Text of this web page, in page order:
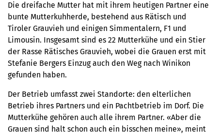
Die dreifache Mutter hat mit ihrem heutigen Partner eine
bunte Mutterkuhherde, bestehend aus Rätisch und
Tiroler Grauvieh und einigen Simmentalern, F1 und
Limousin. Insgesamt sind es 22 Mutterkühe und ein Stier
der Rasse Rätisches Grauvieh, wobei die Grauen erst mit
Stefanie Bergers Einzug auch den Weg nach Winikon
gefunden haben.
Der Betrieb umfasst zwei Standorte: den elterlichen
Betrieb ihres Partners und ein Pachtbetrieb im Dorf. Die
Mutterkühe gehören auch alle ihrem Partner. «Aber die
Grauen sind halt schon auch ein bisschen meine», meint